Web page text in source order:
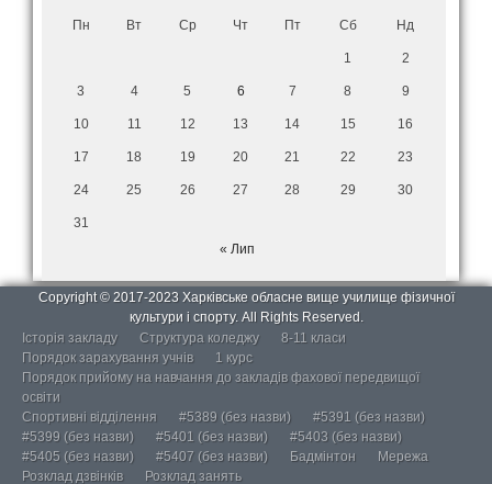
Пн Вт Ср Чт Пт Сб Нд
1 2
3 4 5 6 7 8 9
10 11 12 13 14 15 16
17 18 19 20 21 22 23
24 25 26 27 28 29 30
31
« Лип
Copyright © 2017-2023 Харківське обласне вище училище фізичної
культури і спорту. All Rights Reserved.
Історія закладу
Структура коледжу
8-11 класи
Порядок зарахування учнів
1 курс
Порядок прийому на навчання до закладів фахової передвищої
освіти
Спортивні відділення
#5389 (без назви)
#5391 (без назви)
#5399 (без назви)
#5401 (без назви)
#5403 (без назви)
#5405 (без назви)
#5407 (без назви) Бадмінтон
Мережа
Розклад дзвінків
Розклад занять